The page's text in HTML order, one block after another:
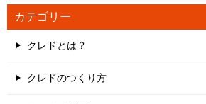
カテゴリー
クレドとは？
クレドのつくり方